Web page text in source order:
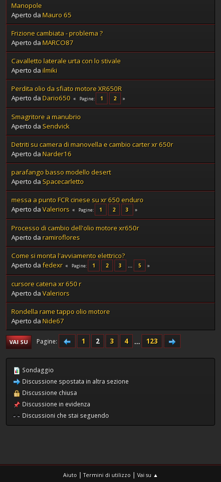
Manopole
Aperto da Mauro 65
Frizione cambiata - problema ?
Aperto da MARCO87
Cavalletto laterale urta con lo stivale
Aperto da ilmiki
Perdita olio da sfiato motore XR650R
Aperto da Dario650 Pagine 1 2
Smagritore a manubrio
Aperto da Sendvick
Detriti su camera di manovella e cambio carter xr 650r
Aperto da Narder16
parafango basso modello desert
Aperto da Spacecarletto
messa a punto FCR cinese su xr 650 enduro
Aperto da Valeriors Pagine 1 2 3
Processo di cambio dell'olio motore xr650r
Aperto da ramiroflores
Come si monta l'avviamento elettrico?
Aperto da fedexr Pagine 1 2 3 ... 5
cursore catena xr 650 r
Aperto da Valeriors
Rondella rame tappo olio motore
Aperto da Nide67
VAI SU Pagine 1 2 3 4 ... 123
Sondaggio
Discussione spostata in altra sezione
Discussione chiusa
Discussione in evidenza
Discussioni che stai seguendo
Aiuto |Termini di utilizzo | Vai su ▲